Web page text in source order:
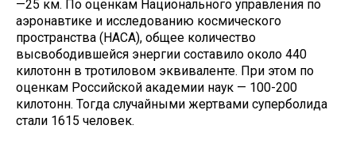
—25 км. По оценкам Национального управления по
аэронавтике и исследованию космического
пространства (НАСА), общее количество
высвободившейся энергии составило около 440
килотонн в тротиловом эквиваленте. При этом по
оценкам Российской академии наук — 100-200
килотонн. Тогда случайными жертвами суперболида
стали 1615 человек.